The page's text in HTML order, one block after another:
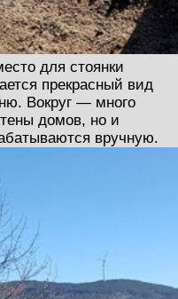
для стоянки
прекрасный вид
Вокруг — много
домов, но и
вручную.